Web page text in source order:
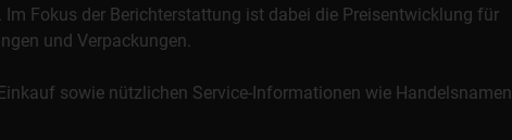
Fokus der Berichterstattung ist dabei die Preisentwicklung für
und Verpackungen.
sowie nützlichen Service-Informationen wie Handelsnamen